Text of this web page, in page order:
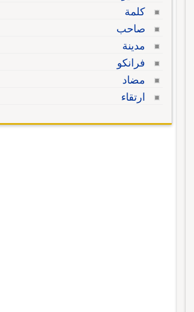
كلمة
صاحب
مدينة
فرانكو
مضاد
ارتقاء